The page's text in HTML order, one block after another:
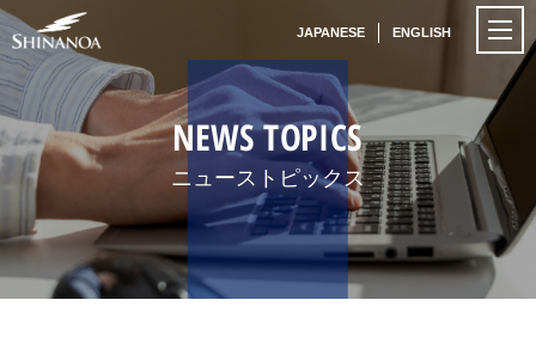
JAPANESE ENGLISH
NEWS TOPICS
ニューストピックス